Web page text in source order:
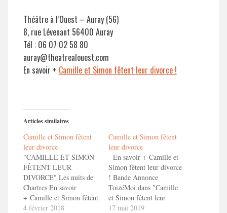
Théâtre à l’Ouest – Auray (56)
8, rue Lévenant 56400 Auray
Tél : 06 07 02 58 80
auray@theatrealouest.com
En savoir + Camille et Simon fêtent leur divorce !
Articles similaires
Camille et Simon fêtent
leur divorce
"CAMILLE ET SIMON
FÊTENT LEUR
DIVORCE" Les nuits de
Chartres En savoir
+ Camille et Simon fêtent
leur divorce ! Bande
4 février 2018
Camille et Simon fêtent
leur divorce
En savoir + Camille et
Simon fêtent leur divorce
! Bande Annonce
ToizéMoi dans "Camille
et Simon fêtent leur
divorce"
17 mai 2019